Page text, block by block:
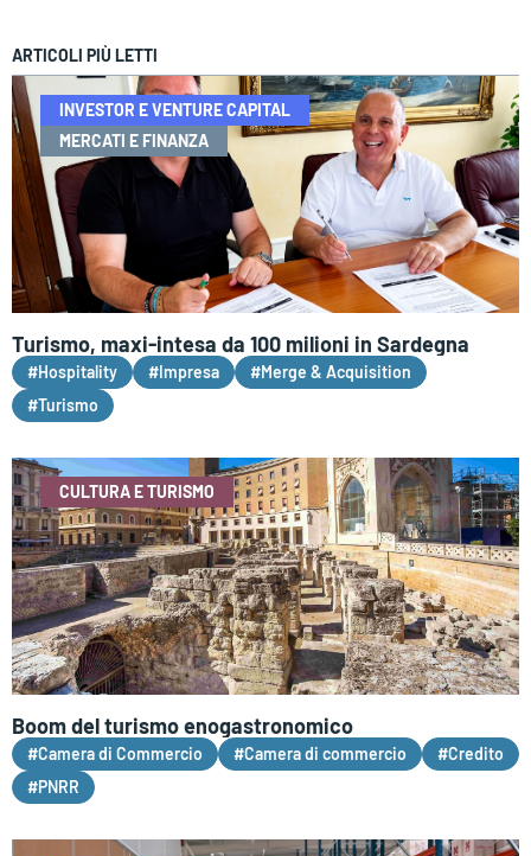
ARTICOLI PIÙ LETTI
INVESTOR E VENTURE CAPITAL
MERCATI E FINANZA
Turismo, maxi-intesa da 100 milioni in Sardegna
#Hospitality #Impresa
#Merge & Acquisition
#Turismo
CULTURA E TURISMO
Boom del turismo enogastronomico
#Camera di Commercio #Camera di commercio
#Credito
#PNRR